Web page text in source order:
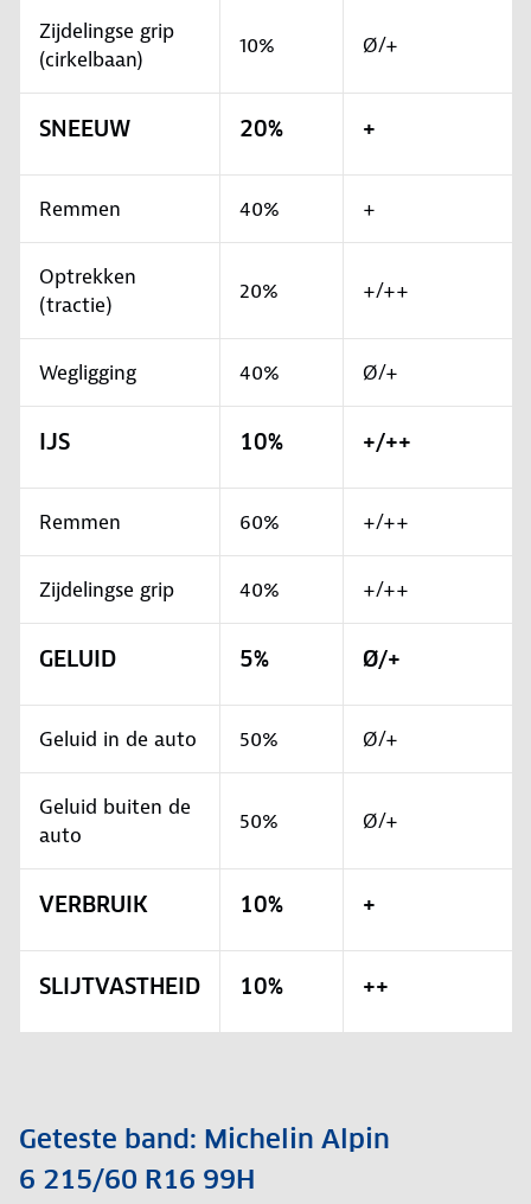
Zijdelingse grip
(cirkelbaan)
10% Ø/+
SNEEUW 20% +
Remmen 40% +
Optrekken
(tractie)
20% +/++
Wegligging 40% Ø/+
IJS 10% +/++
Remmen 60% +/++
Zijdelingse grip 40% +/++
GELUID 5% Ø/+
Geluid in de auto 50% Ø/+
Geluid buiten de
auto
50% Ø/+
VERBRUIK 10% +
SLIJTVASTHEID 10% ++
Geteste band: Michelin Alpin
6 215/60 R16 99H